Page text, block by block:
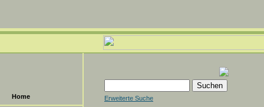
Home
Erweiterte Suche